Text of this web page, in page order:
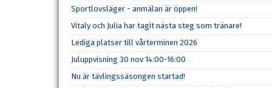
Sportlovsläger - anmälan är öppen!
Vitaly och Julia har tagit nästa steg som tränare!
Lediga platser till vårterminen 2026
Juluppvisning 30 nov 14:00-16:00
Nu är tävlingssäsongen startad!